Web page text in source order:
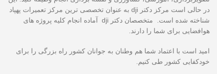
در حالی است مرکز دکتر dji به عنوان تخصصی ترین مرکز تعمیرات پهپاد
شناخته شده است. متخصصان دکتر dji آماده انجام کلیه پروژه های
هوافضایی برای شما را دارند.
امید است با اعتماد شما هم وطنان به جوانان کشور راه بزرگی را برای
خودکفایی کشور طی کنیم.